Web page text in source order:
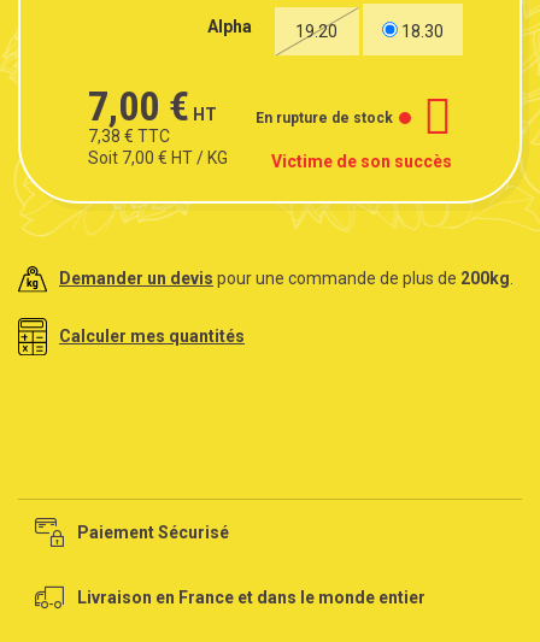
19.20 18.30
7,00 € HT
7,38 € TTC
Soit 7,00 € HT/ KG
En rupture de stock
Victime de son succès
Demander un devis pour une commande de plus de 200kg
Calculer mes quantités
Paiement Sécurisé
Livraison en France et dans le monde entier